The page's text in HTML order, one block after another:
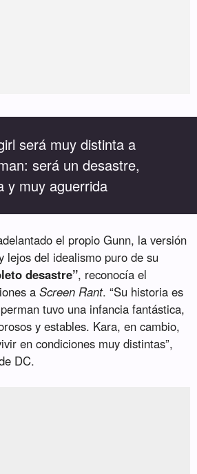
será muy distinta a
será un desastre,
y muy aguerrida
el propio Gunn, la versión
lejos del idealismo puro de su
desastre”, reconocía el
aScreen Rant. “Su historia es
tuvo una infancia fantástica,
y estables. Kara, en cambio,
en condiciones muy distintas”,
DC.